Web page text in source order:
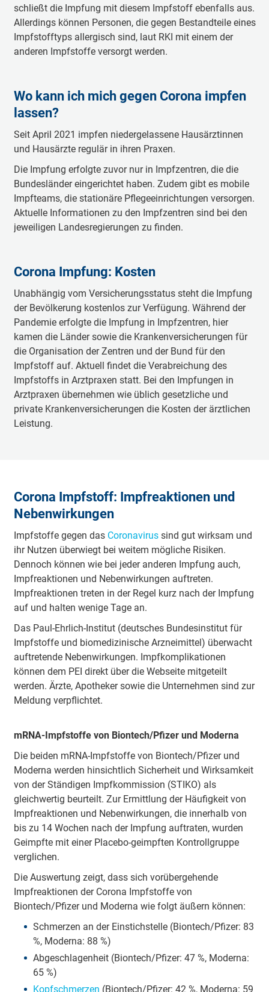
schließt die Impfung mit diesem Impfstoff ebenfalls aus.
Allerdings können Personen, die gegen Bestandteile eines
Impfstofftyps allergisch sind, laut RKI mit einem der
anderen Impfstoffe versorgt werden.
Wo kann ich mich gegen Corona impfen
lassen?
Seit April 2021 impfen niedergelassene Hausärztinnen
und Hausärzte regulär in ihren Praxen.
Die Impfung erfolgte zuvor nur in Impfzentren, die die
Bundesländer eingerichtet haben. Zudem gibt es mobile
Impfteams, die stationäre Pflegeeinrichtungen versorgen.
Aktuelle Informationen zu den Impfzentren sind bei den
jeweiligen Landesregierungen zu finden.
Corona Impfung: Kosten
Unabhängig vom Versicherungsstatus steht die Impfung
der Bevölkerung kostenlos zur Verfügung. Während der
Pandemie erfolgte die Impfung in Impfzentren, hier
kamen die Länder sowie die Krankenversicherungen für
die Organisation der Zentren und der Bund für den
Impfstoff auf. Aktuell findet die Verabreichung des
Impfstoffs in Arztpraxen statt. Bei den Impfungen in
Arztpraxen übernehmen wie üblich gesetzliche und
private Krankenversicherungen die Kosten der ärztlichen
Leistung.
Corona Impfstoff: Impfreaktionen und
Nebenwirkungen
Impfstoffe gegen das Coronavirussind gut wirksam und
ihr Nutzen überwiegt bei weitem mögliche Risiken.
Dennoch können wie bei jeder anderen Impfung auch,
Impfreaktionen und Nebenwirkungen auftreten.
Impfreaktionen treten in der Regel kurz nach der Impfung
auf und halten wenige Tage an.
Das Paul-Ehrlich-Institut (deutsches Bundesinstitut für
Impfstoffe und biomedizinische Arzneimittel) überwacht
auftretende Nebenwirkungen. Impfkomplikationen
können dem PEI direkt über die Webseite mitgeteilt
werden. Ärzte, Apotheker sowie die Unternehmen sind zur
Meldung verpflichtet.
mRNA-Impfstoffe von Biontech/Pfizer und Moderna
Die beiden mRNA-Impfstoffe von Biontech/Pfizer und
Moderna werden hinsichtlich Sicherheit und Wirksamkeit
von der Ständigen Impfkommission (STIKO) als
gleichwertig beurteilt. Zur Ermittlung der Häufigkeit von
Impfreaktionen und Nebenwirkungen, die innerhalb von
bis zu 14 Wochen nach der Impfung auftraten, wurden
Geimpfte mit einer Placebo-geimpften Kontrollgruppe
verglichen.
Die Auswertung zeigt, dass sich vorübergehende
Impfreaktionen der Corona Impfstoffe von
Biontech/Pfizer und Moderna wie folgt äußern können:
Schmerzen an der Einstichstelle (Biontech/Pfizer: 83
%, Moderna: 88 %)
Abgeschlagenheit (Biontech/Pfizer: 47 %, Moderna:
65 %)
Kopfschmerzen (Biontech/Pfizer: 42 %, Moderna: 59